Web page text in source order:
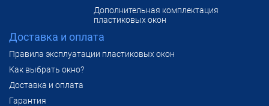
Дополнительная комплектация
пластиковых окон
Доставка и оплата
Правила эксплуатации пластиковых окон
Как выбрать окно?
Доставка и оплата
Гарантия